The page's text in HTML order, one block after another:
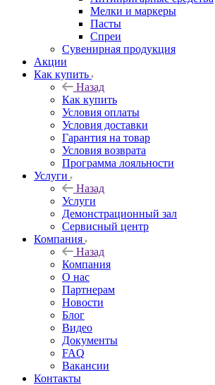
Мелки и маркеры
Пасты
Спреи
Сувенирная продукция
Акции
Как купить
Назад
Как купить
Условия оплаты
Условия доставки
Гарантия на товар
Условия возврата
Программа лояльности
Услуги
Назад
Услуги
Демонстрационный зал
Сервисный центр
Компания
Назад
Компания
О нас
Партнерам
Новости
Блог
Видео
Документы
FAQ
Вакансии
Контакты